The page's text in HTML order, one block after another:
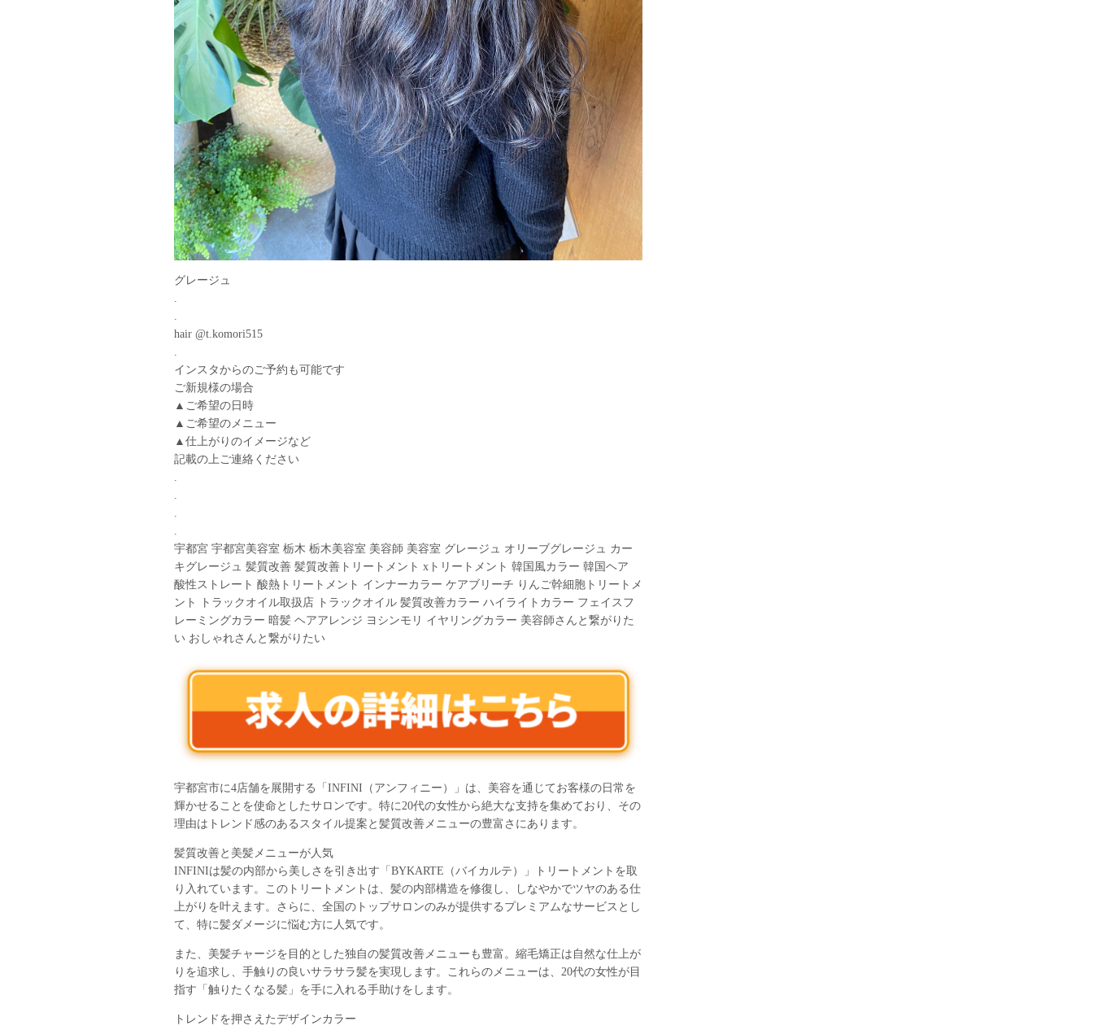
グレージュ
.
.
hair @t.komori515
.
インスタからのご予約も可能です︎
ご新規様の場合
▲ご希望の日時
▲ご希望のメニュー
▲仕上がりのイメージなど
記載の上ご連絡ください
.
.
.
.
宇都宮 宇都宮美容室 栃木 栃木美容室 美容師 美容室 グレージュ オリーブグレージュ カー
キグレージュ 髪質改善 髪質改善トリートメント xトリートメント 韓国風カラー 韓国ヘア
酸性ストレート 酸熱トリートメント インナーカラー ケアブリーチ りんご幹細胞トリートメ
ント トラックオイル取扱店 トラックオイル 髪質改善カラー ハイライトカラー フェイスフ
レーミングカラー 暗髪 ヘアアレンジ ヨシンモリ イヤリングカラー 美容師さんと繋がりた
い おしゃれさんと繋がりたい
宇都宮市に4店舗を展開する「INFINI（アンフィニー）」は、美容を通じてお客様の日常を
輝かせることを使命としたサロンです。特に20代の女性から絶大な支持を集めており、その
理由はトレンド感のあるスタイル提案と髪質改善メニューの豊富さにあります。
髪質改善と美髪メニューが人気
INFINIは髪の内部から美しさを引き出す「BYKARTE（バイカルテ）」トリートメントを取
り入れています。このトリートメントは、髪の内部構造を修復し、しなやかでツヤのある仕
上がりを叶えます。さらに、全国のトップサロンのみが提供するプレミアムなサービスとし
て、特に髪ダメージに悩む方に人気です。
また、美髪チャージを目的とした独自の髪質改善メニューも豊富。縮毛矯正は自然な仕上が
りを追求し、手触りの良いサラサラ髪を実現します。これらのメニューは、20代の女性が目
指す「触りたくなる髪」を手に入れる手助けをします。
トレンドを押さえたデザインカラー